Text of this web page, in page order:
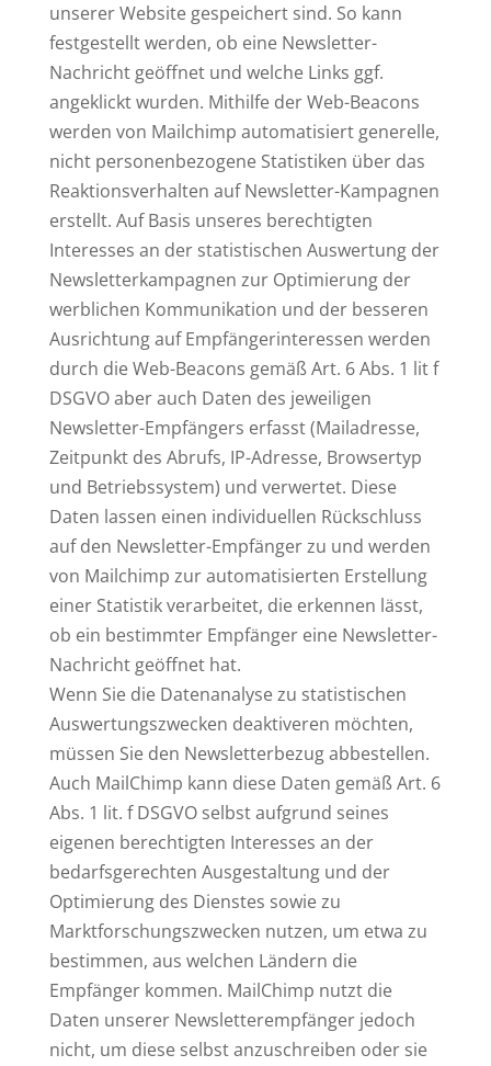
unserer Website gespeichert sind. So kann
festgestellt werden, ob eine Newsletter-
Nachricht geöffnet und welche Links ggf.
angeklickt wurden. Mithilfe der Web-Beacons
werden von Mailchimp automatisiert generelle,
nicht personenbezogene Statistiken über das
Reaktionsverhalten auf Newsletter-Kampagnen
erstellt. Auf Basis unseres berechtigten
Interesses an der statistischen Auswertung der
Newsletterkampagnen zur Optimierung der
werblichen Kommunikation und der besseren
Ausrichtung auf Empfängerinteressen werden
durch die Web-Beacons gemäß Art. 6 Abs. 1 lit f
DSGVO aber auch Daten des jeweiligen
Newsletter-Empfängers erfasst (Mailadresse,
Zeitpunkt des Abrufs, IP-Adresse, Browsertyp
und Betriebssystem) und verwertet. Diese
Daten lassen einen individuellen Rückschluss
auf den Newsletter-Empfänger zu und werden
von Mailchimp zur automatisierten Erstellung
einer Statistik verarbeitet, die erkennen lässt,
ob ein bestimmter Empfänger eine Newsletter-
Nachricht geöffnet hat.
Wenn Sie die Datenanalyse zu statistischen
Auswertungszwecken deaktiveren möchten,
müssen Sie den Newsletterbezug abbestellen.
Auch MailChimp kann diese Daten gemäß Art. 6
Abs. 1 lit. f DSGVO selbst aufgrund seines
eigenen berechtigten Interesses an der
bedarfsgerechten Ausgestaltung und der
Optimierung des Dienstes sowie zu
Marktforschungszwecken nutzen, um etwa zu
bestimmen, aus welchen Ländern die
Empfänger kommen. MailChimp nutzt die
Daten unserer Newsletterempfänger jedoch
nicht, um diese selbst anzuschreiben oder sie